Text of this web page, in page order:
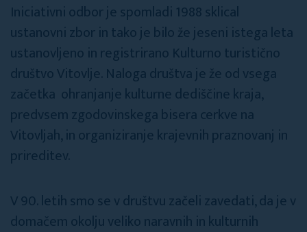
Iniciativni odbor je spomladi 1988 sklical
ustanovni zbor in tako je bilo že jeseni istega leta
ustanovljeno in registrirano Kulturno turistično
društvo Vitovlje. Naloga društva je že od vsega
začetka ohranjanje kulturne dediščine kraja,
predvsem zgodovinskega bisera cerkve na
Vitovljah, in organiziranje krajevnih praznovanj in
prireditev.
V 90. letih smo se v društvu začeli zavedati, da je v
domačem okolju veliko naravnih in kulturnih